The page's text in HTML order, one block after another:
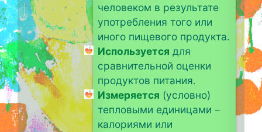
человеком в результате
употребления того или
иного пищевого продукта.
Используется для
сравнительной оценки
продуктов питания.
Измеряется (условно)
тепловыми единицами –
калориями или